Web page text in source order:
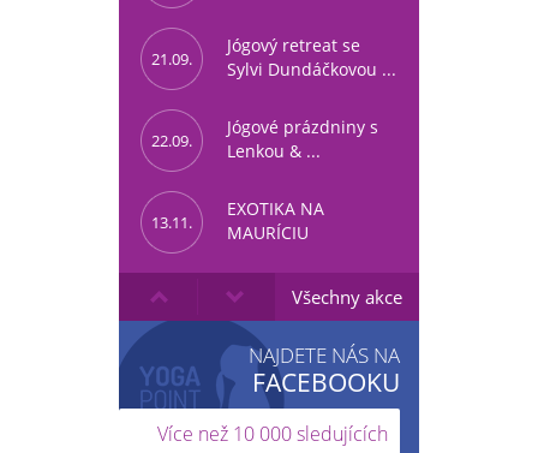
21.09.
Jógový retreat se
Sylvi Dundáčkovou ...
22.09.
Jógové prázdniny s
Lenkou & ...
13.11.
EXOTIKA NA
MAURÍCIU
Všechny akce
NAJDETE NÁS NA
FACEBOOKU
Více než 10 000 sledujících